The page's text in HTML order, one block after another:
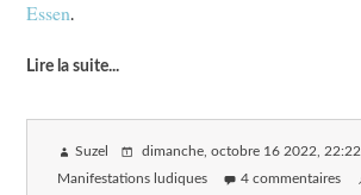
Essen.
Lire la suite...
Suzel dimanche, octobre 16 2022 , 22:22
Manifestations ludiques 4 commentaires